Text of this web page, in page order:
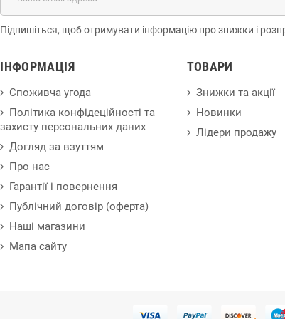
Підпишіться, щоб отримувати інформацію про знижки і
ІНФОРМАЦІЯ
Споживча угода
Політика конфідеційності та
захисту персональних даних
Догляд за взуттям
Про нас
Гарантії і повернення
Публічний договір (оферта)
Наші магазини
Мапа сайту
ТОВАРИ
Знижки та акції
Новинки
Лідери продажу